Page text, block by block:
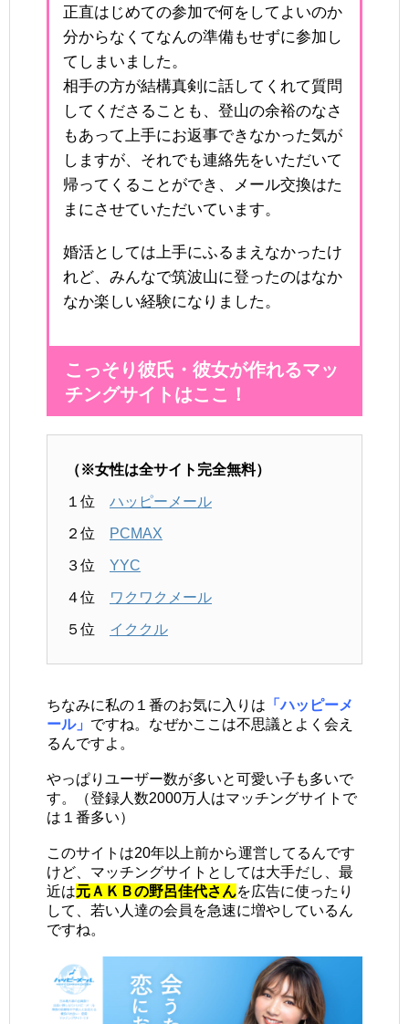
正直はじめての参加で何をしてよいのか
分からなくてなんの準備もせずに参加し
てしまいました。
相手の方が結構真剣に話してくれて質問
してくださることも、登山の余裕のなさ
もあって上手にお返事できなかった気が
しますが、それでも連絡先をいただいて
帰ってくることができ、メール交換はた
まにさせていただいています。
婚活としては上手にふるまえなかったけ
れど、みんなで筑波山に登ったのはなか
なか楽しい経験になりました。
こっそり彼氏・彼女が作れるマッ
チングサイトはここ！
（※女性は全サイト完全無料）
１位 ハッピーメール
２位 PCMAX
３位 YYC
４位 ワクワクメール
５位 イククル
ちなみに私の１番のお気に入りは 「ハッピーメ
ール」 ですね。なぜかここは不思議とよく会え
るんですよ。
やっぱりユーザー数が多いと可愛い子も多いで
す。（登録人数2000万人はマッチングサイトで
は１番多い）
このサイトは20年以上前から運営してるんです
けど、マッチングサイトとしては大手だし、最
近は元ＡＫＢの野呂佳代さんを広告に使ったり
して、若い人達の会員を急速に増やしているん
ですね。